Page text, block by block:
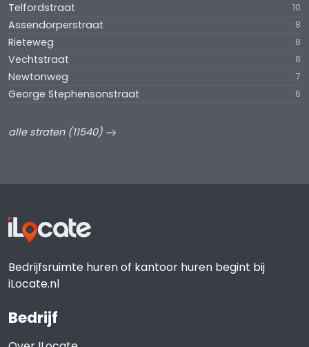
Telfordstraat 10
Assendorperstraat 8
Rieteweg 8
Vechtstraat 8
Newtonweg 7
George Stephensonstraat 6
alle straten (11540)
Bedrijfsruimte huren of kantoor huren begint bij
iLocate.nl
Bedrijf